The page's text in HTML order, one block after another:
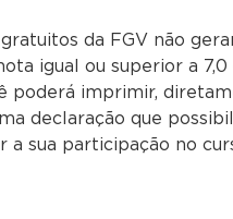
da FGV não
igual ou superior a
poderá imprimir,
declaração que
a sua participação no